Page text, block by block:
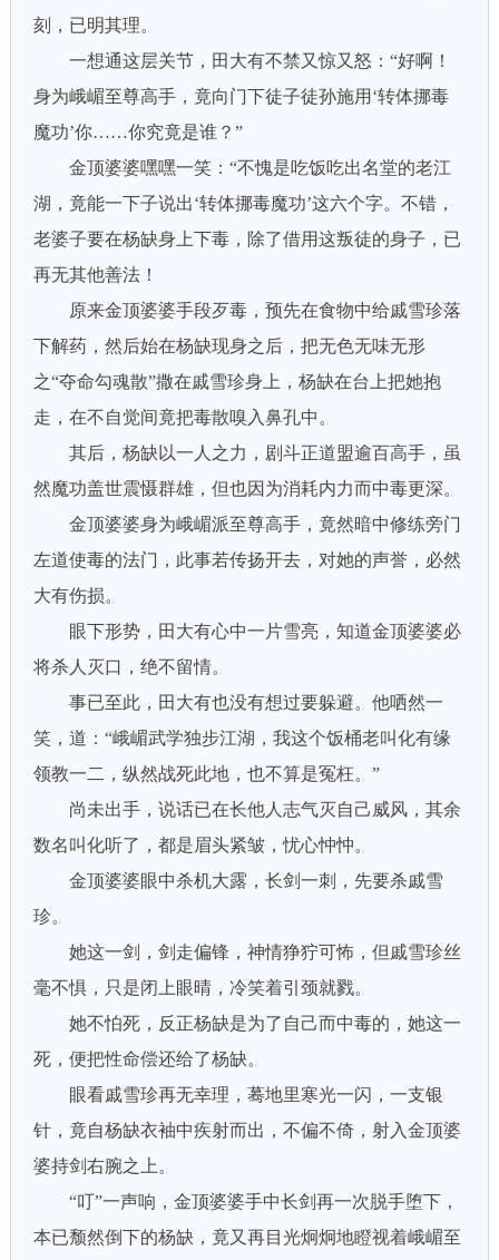
刻，已明其理。
一想通这层关节，田大有不禁又惊又怒：“好啊！
身为峨嵋至尊高手，竟向门下徒子徒孙施用‘转体挪毒
魔功’你……你究竟是谁？”
金顶婆婆嘿嘿一笑：“不愧是吃饭吃出名堂的老江
湖，竟能一下子说出‘转体挪毒魔功’这六个字。不错，
老婆子要在杨缺身上下毒，除了借用这叛徒的身子，已
再无其他善法！
原来金顶婆婆手段歹毒，预先在食物中给戚雪珍落
下解药，然后始在杨缺现身之后，把无色无味无形
之“夺命勾魂散”撒在戚雪珍身上，杨缺在台上把她抱
走，在不自觉间竟把毒散嗅入鼻孔中。
其后，杨缺以一人之力，剧斗正道盟逾百高手，虽
然魔功盖世震慑群雄，但也因为消耗内力而中毒更深。
金顶婆婆身为峨嵋派至尊高手，竟然暗中修练旁门
左道使毒的法门，此事若传扬开去，对她的声誉，必然
大有伤损。
眼下形势，田大有心中一片雪亮，知道金顶婆婆必
将杀人灭口，绝不留情。
事已至此，田大有也没有想过要躲避。他哂然一
笑，道：“峨嵋武学独步江湖，我这个饭桶老叫化有缘
领教一二，纵然战死此地，也不算是冤枉。”
尚未出手，说话已在长他人志气灭自己威风，其余
数名叫化听了，都是眉头紧皱，忧心忡忡。
金顶婆婆眼中杀机大露，长剑一刺，先要杀戚雪
珍。
她这一剑，剑走偏锋，神情狰狞可怖，但戚雪珍丝
毫不惧，只是闭上眼晴，冷笑着引颈就戮。
她不怕死，反正杨缺是为了自己而中毒的，她这一
死，便把性命偿还给了杨缺。
眼看戚雪珍再无幸理，蓦地里寒光一闪，一支银
针，竟自杨缺衣袖中疾射而出，不偏不倚，射入金顶婆
婆持剑右腕之上。
“叮”一声响，金顶婆婆手中长剑再一次脱手堕下，
本已颓然倒下的杨缺，竟又再目光炯炯地瞪视着峨嵋至